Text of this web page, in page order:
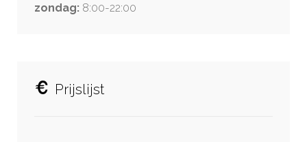
zondag: 8:00-22:00
Prijslijst